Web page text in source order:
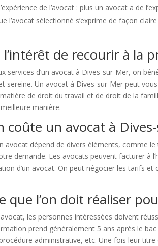
de l’avocat : plus un avocat a de
l’avocat sélectionné s’exprime de façon
de recourir à la
services d’un avocat à Dives-sur-Mer, on
sereine. Un avocat à Dives-sur-Mer peut
de droit du travail et de droit de la
manière.
coûte un avocat à
avocat dépend de divers éléments, comme
demande. Les avocats peuvent facturer à
d’un avocat. On peut négocier les tarifs
que l’on doit réaliser
les personnes intéressées doivent
prend généralement 5 ans après le
administrative, etc. Une fois leur